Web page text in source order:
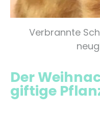
Verbrannte
Der
giftige